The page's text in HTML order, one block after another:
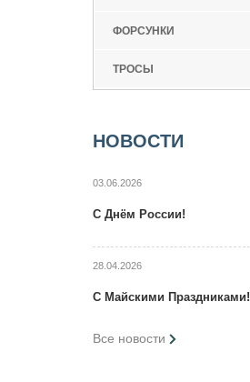
ФОРСУНКИ
ТРОСЫ
НОВОСТИ
03.06.2026
C Днём России!
28.04.2026
C Maйcкими Праздниками!
Все новости